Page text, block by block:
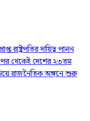
রাষ্ট্রপতির দায়িত্ব পালন
পর থেকেই দেশের ২৩তম
নিয়ে রাজনৈতিক অঙ্গনে শুরু